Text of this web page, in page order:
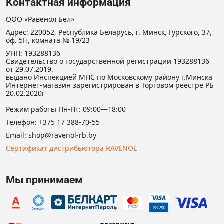
Контактная информация
ООО «Равенол Бел»
Адрес: 220052, Республика Беларусь, г. Минск, Гурского, 37,
оф. 5Н, комната № 19/23
УНП: 193288136
Свидетельство о государственной регистрации 193288136
от 29.07.2019.
выдано Инспекцией МНС по Московскому району г.Минска
Интернет-магазин зарегистрирован в Торговом реестре РБ
20.02.2020г
Режим работы Пн-Пт: 09:00—18:00
Телефон: +375 17 388-70-55
Email: shop@ravenol-rb.by
Сертификат дистрибьютора RAVENOL
Мы принимаем